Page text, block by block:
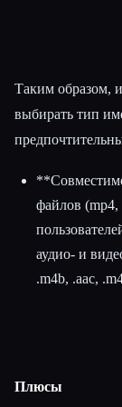
Таким образом,
выбирать тип
файлов (mp4,
аудио- и
.m4b, .aac,
Плюсы